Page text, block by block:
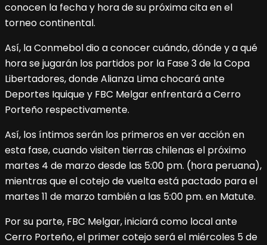
conocen la fecha y hora de su próxima cita en el
torneo continental.
Así, la Conmebol dio a conocer cuándo, dónde y a qué
hora se jugarán los partidos por la Fase 3 de la Copa
Libertadores, donde Alianza Lima chocará ante
Deportes Iquique y FBC Melgar enfrentará a Cerro
Porteño respectivamente.
Así, los íntimos serán los primeros en ver acción en
esta fase, cuando visiten tierras chilenas el próximo
martes 4 de marzo desde las 5:00 pm. (hora peruana),
mientras que el cotejo de vuelta está pactado para el
martes 11 de marzo también a las 5:00 pm. en Matute.
Por su parte, FBC Melgar, iniciará como local ante
Cerro Porteño, el primer cotejo será el miércoles 5 de